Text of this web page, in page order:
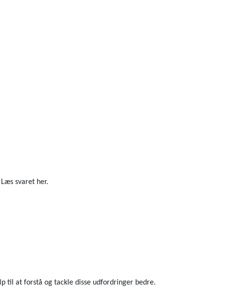
svaret her.
til at forstå og tackle disse udfordringer bedre.